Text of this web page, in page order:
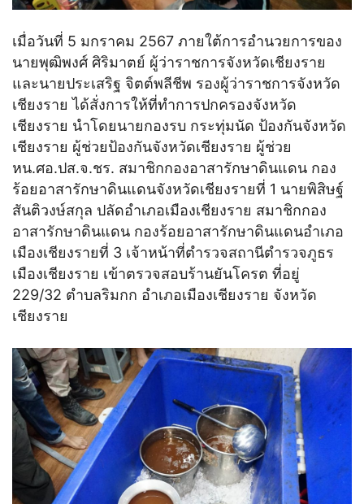
เมื่อวันที่ 5 มกราคม 2567 ภายใต้การอำนวยการของ
นายพุฒิพงศ์ ศิริมาตย์ ผู้ว่าราชการจังหวัดเชียงราย
และนายประเสริฐ จิตต์พลีชีพ รองผู้ว่าราชการจังหวัด
เชียงราย ได้สั่งการให้ที่ทำการปกครองจังหวัด
เชียงราย นำโดยนายกองรบ กระทุ่มนัด ป้องกันจังหวัด
เชียงราย ผู้ช่วยป้องกันจังหวัดเชียงราย ผู้ช่วย
หน.ศอ.ปส.จ.ชร. สมาชิกกองอาสารักษาดินแดน กอง
ร้อยอาสารักษาดินแดนจังหวัดเชียงรายที่ 1 นายพิสิษฐ์
สันติวงษ์สกุล ปลัดอำเภอเมืองเชียงราย สมาชิกกอง
อาสารักษาดินแดน กองร้อยอาสารักษาดินแดนอำเภอ
เมืองเชียงรายที่ 3 เจ้าหน้าที่ตำรวจสถานีตำรวจภูธร
เมืองเชียงราย เข้าตรวจสอบร้านยันโครต ที่อยู่
229/32 ตำบลริมกก อำเภอเมืองเชียงราย จังหวัด
เชียงราย